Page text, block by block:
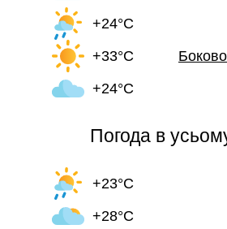
+24°C
+33°C
+24°C
Погода в усьому
+23°C
+28°C